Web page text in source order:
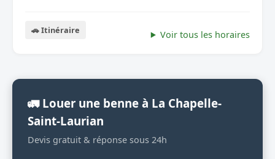
🚗 Itinéraire Voir tous les horaires
🚛 Louer une benne à La Chapelle-
Saint-Laurian
Devis gratuit & réponse sous 24h